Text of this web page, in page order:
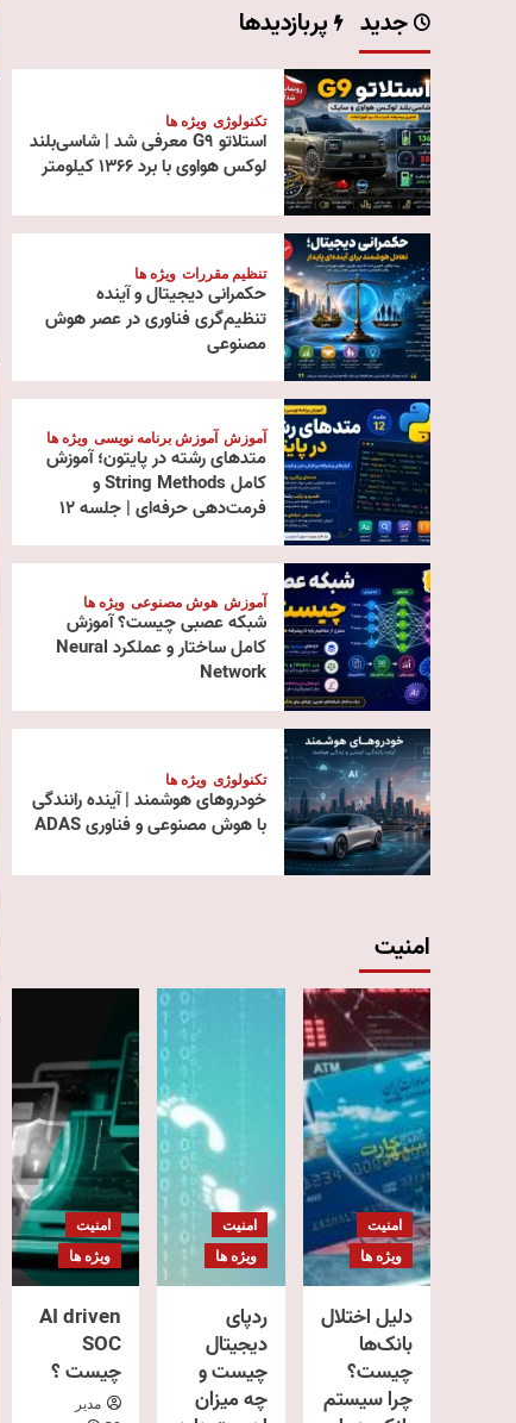
جدید پربازدیدها
تکنولوژی ویژه ها
استلاتو G9 معرفی شد | شاسی‌بلند
لوکس هواوی با برد ۱۳۶۶ کیلومتر
تنظیم مقررات ویژه ها
حکمرانی دیجیتال و آینده
تنظیم‌گری فناوری در عصر هوش
مصنوعی
آموزش آموزش برنامه نویسی ویژه ها
متدهای رشته در پایتون؛ آموزش
کامل String Methods و
فرمت‌دهی حرفه‌ای | جلسه ۱۲
آموزش هوش مصنوعی ویژه ها
شبکه عصبی چیست؟ آموزش
کامل ساختار و عملکرد Neural
Network
تکنولوژی ویژه ها
خودروهای هوشمند | آینده رانندگی
با هوش مصنوعی و فناوری ADAS
امنیت
امنیت
ویژه ها
دلیل اختلال
بانک‌ها
چیست؟
چرا سیستم
امنیت
ویژه ها
ردپای
دیجیتال
چیست و
چه میزان
امنیت
ویژه ها
AI driven
SOC
چیست ؟
مدیر